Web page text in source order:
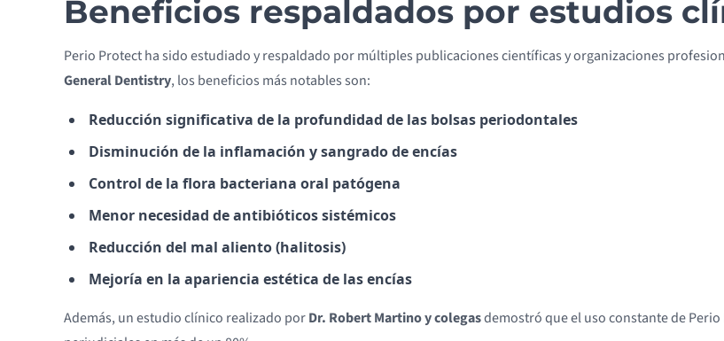
Beneficios respaldados por estudios
Perio Protect ha sido estudiado y respaldado por múltiples publicaciones científicas y organizaciones
General Dentistry, los beneficios más notables son:
Reducción significativa de la profundidad de las bolsas periodontales
Disminución de la inflamación y sangrado de encías
Control de la flora bacteriana oral patógena
Menor necesidad de antibióticos sistémicos
Reducción del mal aliento (halitosis)
Mejoría en la apariencia estética de las encías
Además, un estudio clínico realizado porDr. Robert Martino y colegasdemostró que el uso constante de